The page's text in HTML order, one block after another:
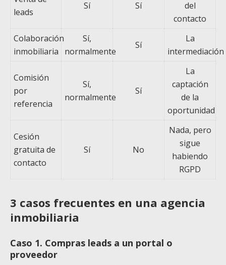
leads
Sí Sí
del
contacto
Colaboración
inmobiliaria
Sí,
normalmente
Sí
La
intermediación
Comisión
por
referencia
Sí,
normalmente
Sí
La
captación
de la
oportunidad
Cesión
gratuita de
contacto
Sí No
Nada, pero
sigue
habiendo
RGPD
3 casos frecuentes en una agencia
inmobiliaria
Caso 1. Compras leads a un portal o
proveedor